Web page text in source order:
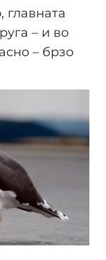
главната
– и во
– брзо